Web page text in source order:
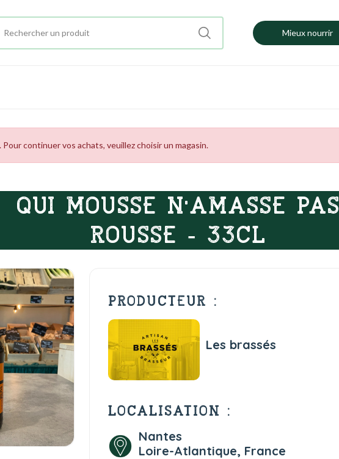
Mieux nourrir
continuer vos achats, veuillez choisir un magasin.
QUI MOUSSE N'AMASSE PAS
ROUSSE - 33CL
PRODUCTEUR :
Les brassés
LOCALISATION :
Nantes
Loire-Atlantique, France